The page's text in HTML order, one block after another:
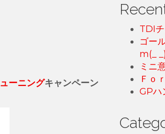
ーニングキャンペーン
TDIチ
ゴー
m(_
ミニ
Ｆｏ
GPハ